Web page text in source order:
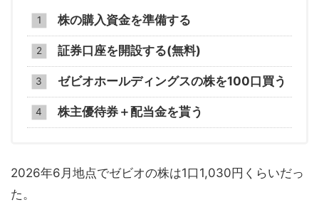
株の購入資金を準備する
証券口座を開設する(無料)
ゼビオホールディングスの株を100口買う
株主優待券＋配当金を貰う
2026年6月地点でゼビオの株は1口1,030円くらいだっ
た。